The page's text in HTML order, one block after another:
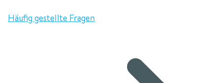
Häufig gestellte Fragen